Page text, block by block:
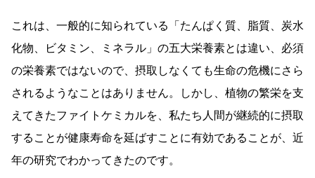
これは、一般的に知られている「たんぱく質、脂質、炭水
化物、ビタミン、ミネラル」の五大栄養素とは違い、必須
の栄養素ではないので、摂取しなくても生命の危機にさら
されるようなことはありません。しかし、植物の繁栄を支
えてきたファイトケミカルを、私たち人間が継続的に摂取
することが健康寿命を延ばすことに有効であることが、近
年の研究でわかってきたのです。